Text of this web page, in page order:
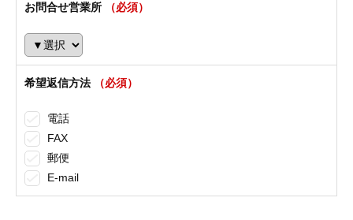
お問合せ営業所 （必須）
希望返信方法 （必須）
電話
FAX
郵便
E-mail